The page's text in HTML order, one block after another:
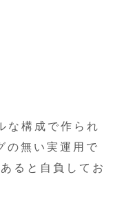
な構成で作られ
の無い実運用で
ると自負してお